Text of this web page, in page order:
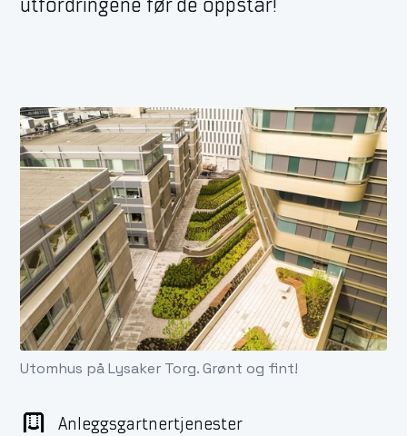
utfordringene før de oppstår!
Utomhus på Lysaker Torg. Grønt og fint!
Anleggsgartnertjenester